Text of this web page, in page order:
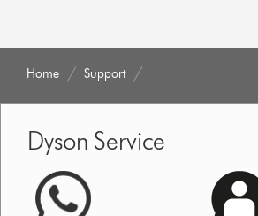
Home Support
Dyson Service